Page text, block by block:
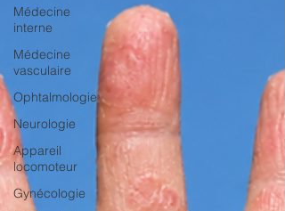
Médecine
interne
Médecine
vasculaire
Ophtalmologie
Neurologie
Appareil
locomoteur
Gynécologie